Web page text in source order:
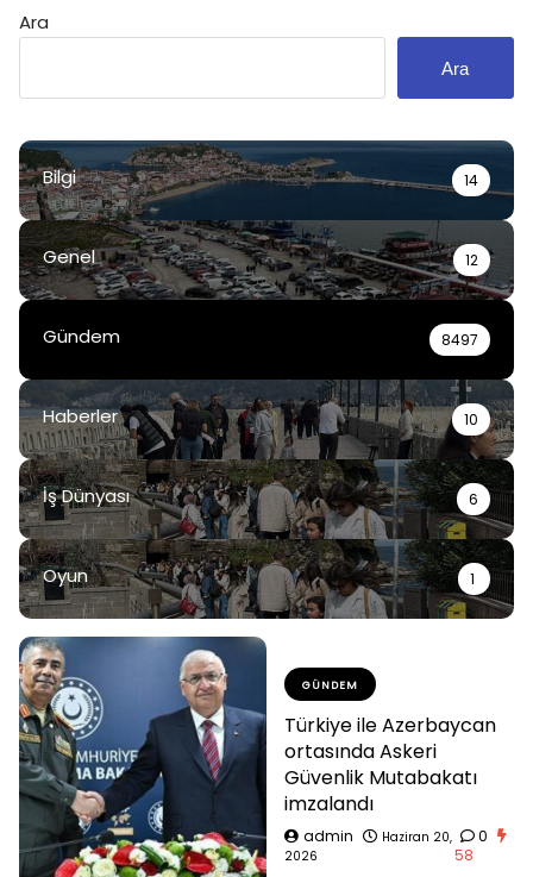
Ara
Ara
Bilgi 14
Genel 12
Gündem 8497
Haberler 10
İş Dünyası 6
Oyun 1
GÜNDEM
Türkiye ile Azerbaycan
ortasında Askeri
Güvenlik Mutabakatı
imzalandı
admin
Haziran 20,
2026
0
58